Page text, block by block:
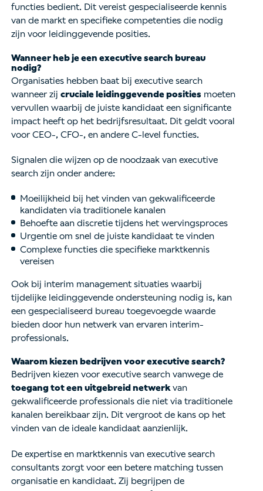
functies bedient. Dit vereist gespecialiseerde kennis
van de markt en specifieke competenties die nodig
zijn voor leidinggevende posities.
Wanneer heb je een executive search bureau
nodig?
Organisaties hebben baat bij executive search
wanneer zijcruciale leidinggevende posities moeten
vervullen waarbij de juiste kandidaat een significante
impact heeft op het bedrijfsresultaat. Dit geldt vooral
voor CEO-, CFO-, en andere C-level functies.
Signalen die wijzen op de noodzaak van executive
search zijn onder andere:
Moeilijkheid bij het vinden van gekwalificeerde
kandidaten via traditionele kanalen
Behoefte aan discretie tijdens het wervingsproces
Urgentie om snel de juiste kandidaat te vinden
Complexe functies die specifieke marktkennis
vereisen
Ook bij interim management situaties waarbij
tijdelijke leidinggevende ondersteuning nodig is, kan
een gespecialiseerd bureau toegevoegde waarde
bieden door hun netwerk van ervaren interim-
professionals.
Waarom kiezen bedrijven voor executive search?
Bedrijven kiezen voor executive search vanwege de
toegang tot een uitgebreid netwerkvan
gekwalificeerde professionals die niet via traditionele
kanalen bereikbaar zijn. Dit vergroot de kans op het
vinden van de ideale kandidaat aanzienlijk.
De expertise en marktkennis van executive search
consultants zorgt voor een betere matching tussen
organisatie en kandidaat. Zij begrijpen de